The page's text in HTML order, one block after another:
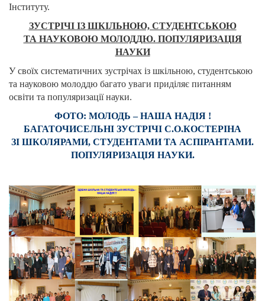
Інституту.
ЗУСТРІЧІ ІЗ ШКІЛЬНОЮ, СТУДЕНТСЬКОЮ
ТА НАУКОВОЮ МОЛОДДЮ. ПОПУЛЯРИЗАЦІЯ
НАУКИ
У своїх систематичних зустрічах із шкільною, студентською
та науковою молоддю багато уваги приділяє питанням
освіти та популяризації науки.
ФОТО: МОЛОДЬ – НАША НАДІЯ !
БАГАТОЧИСЕЛЬНІ ЗУСТРІЧІ С.О.КОСТЕРІНА
ЗІ ШКОЛЯРАМИ, СТУДЕНТАМИ ТА АСПІРАНТАМИ.
ПОПУЛЯРИЗАЦІЯ НАУКИ.